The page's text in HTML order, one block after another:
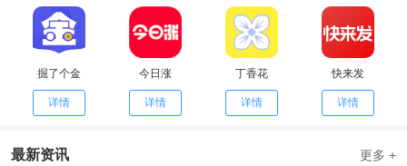
掘了个金
详情
今日涨
详情
丁香花
详情
快来发
详情
最新资讯 更多 +